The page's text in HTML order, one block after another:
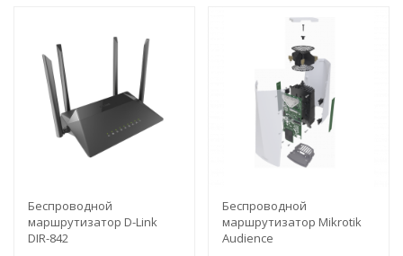
Беспроводной
маршрутизатор D-Link
DIR-842
Беспроводной
маршрутизатор Mikrotik
Audience